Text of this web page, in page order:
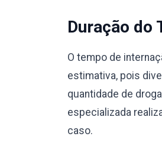
Duração do
O tempo de
estimativa, pois
quantidade de
especializada
caso.